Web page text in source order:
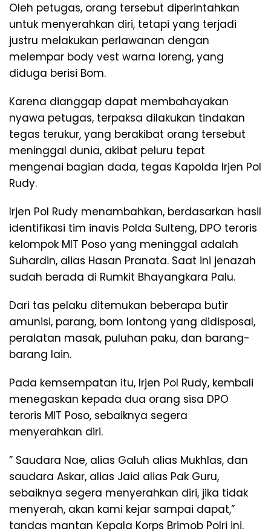
Oleh petugas, orang tersebut diperintahkan
untuk menyerahkan diri, tetapi yang terjadi
justru melakukan perlawanan dengan
melempar body vest warna loreng, yang
diduga berisi Bom.
Karena dianggap dapat membahayakan
nyawa petugas, terpaksa dilakukan tindakan
tegas terukur, yang berakibat orang tersebut
meninggal dunia, akibat peluru tepat
mengenai bagian dada, tegas Kapolda Irjen Pol
Rudy.
Irjen Pol Rudy menambahkan, berdasarkan hasil
identifikasi tim inavis Polda Sulteng, DPO teroris
kelompok MIT Poso yang meninggal adalah
Suhardin, alias Hasan Pranata. Saat ini jenazah
sudah berada di Rumkit Bhayangkara Palu.
Dari tas pelaku ditemukan beberapa butir
amunisi, parang, bom lontong yang didisposal,
peralatan masak, puluhan paku, dan barang-
barang lain.
Pada kemsempatan itu, Irjen Pol Rudy, kembali
menegaskan kepada dua orang sisa DPO
teroris MIT Poso, sebaiknya segera
menyerahkan diri.
” Saudara Nae, alias Galuh alias Mukhlas, dan
saudara Askar, alias Jaid alias Pak Guru,
sebaiknya segera menyerahkan diri, jika tidak
menyerah, akan kami kejar sampai dapat,”
tandas mantan Kepala Korps Brimob Polri ini.